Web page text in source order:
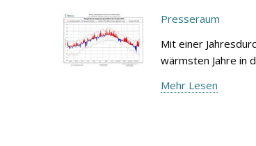
Presseraum
Mit einer
wärmsten Jahre in
Mehr Lesen